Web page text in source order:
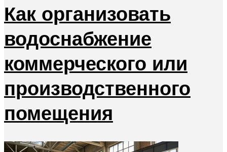
Как организовать
водоснабжение
коммерческого или
производственного
помещения